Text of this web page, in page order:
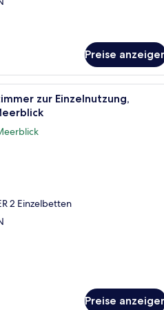
Preise
Daunenbettdecken, Minibar,
zur Einzelnutzung,
2 Einzelbetten
Preise